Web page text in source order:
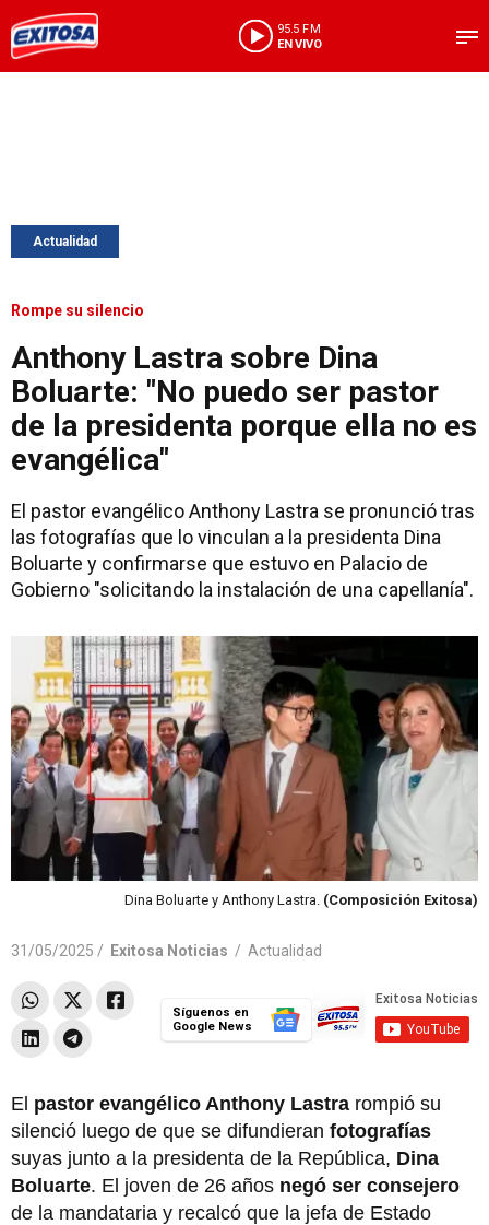
95.5 FM
EN VIVO
Actualidad
Rompe su silencio
Anthony Lastra sobre Dina
Boluarte: "No puedo ser pastor
de la presidenta porque ella no es
evangélica"
El pastor evangélico Anthony Lastra se pronunció tras
las fotografías que lo vinculan a la presidenta Dina
Boluarte y confirmarse que estuvo en Palacio de
Gobierno "solicitando la instalación de una capellanía".
Dina Boluarte y Anthony Lastra. (Composición Exitosa)
31/05/2025 / Exitosa Noticias / Actualidad
Síguenos en
Google News
El pastor evangélico Anthony Lastra rompió su
silenció luego de que se difundieran fotografías
suyas junto a la presidenta de la República, Dina
Boluarte. El joven de 26 años negó ser consejero
de la mandataria y recalcó que la jefa de Estado